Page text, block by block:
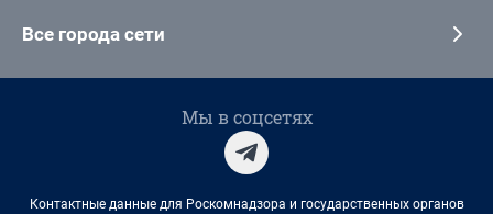
Все города сети
Мы в соцсетях
Контактные данные для Роскомнадзора и государственных органов